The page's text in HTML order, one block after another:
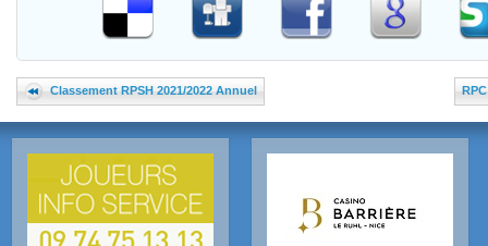
Classement RPSH 2021/2022 Annuel